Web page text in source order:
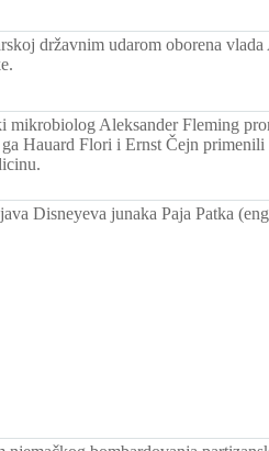
državnim udarom oborena
mikrobiolog Aleksander Fleming
ga Hauard Flori i Ernst Čejn
Disneyeva junaka Paja Patka